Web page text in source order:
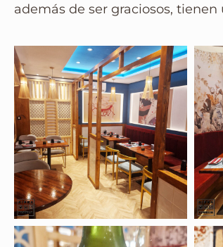
además de ser graciosos,